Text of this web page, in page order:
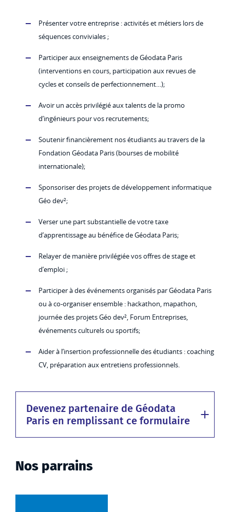
Présenter votre entreprise : activités et métiers lors de
séquences conviviales ;
Participer aux enseignements de Géodata Paris
(interventions en cours, participation aux revues de
cycles et conseils de perfectionnement…);
Avoir un accès privilégié aux talents de la promo
d’ingénieurs pour vos recrutements;
Soutenir financièrement nos étudiants au travers de la
Fondation Géodata Paris (bourses de mobilité
internationale);
Sponsoriser des projets de développement informatique
Géo dev²;
Verser une part substantielle de votre taxe
d’apprentissage au bénéfice de Géodata Paris;
Relayer de manière privilégiée vos offres de stage et
d’emploi ;
Participer à des événements organisés par Géodata Paris
ou à co-organiser ensemble : hackathon, mapathon,
journée des projets Géo dev², Forum Entreprises,
événements culturels ou sportifs;
Aider à l’insertion professionnelle des étudiants : coaching
CV, préparation aux entretiens professionnels.
Devenez partenaire de Géodata
Paris en remplissant ce formulaire
Nos parrains